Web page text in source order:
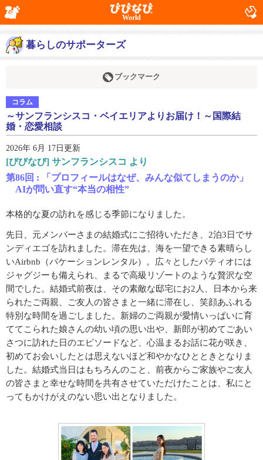
World
暮らしのサポーターズ
ブックマーク
コラム
～サンフランシスコ・ベイエリアよりお届け！～国際結
婚・恋愛相談
2026年 6月 17日更新
[びびなび] サンフランシスコ より
第86回 : 「プロフィールはなぜ、みんな似てしまうのか」
AIが問い直す“本当の相性”
本格的な夏の訪れを感じる季節になりました。
先日、元メンバーさまの結婚式にご招待いただき、2泊3日でサ
ンディエゴを訪れました。滞在先は、海を一望できる素晴らし
いAirbnb（バケーションレンタル）。広々としたパティオには
ジャグジーも備えられ、まるで高級リゾートのような贅沢な空
間でした。結婚式前夜は、その素敵な邸宅にお2人、日本から来
られたご両親、ご友人の皆さまと一緒に滞在し、笑顔あふれる
特別な時間を過ごしました。新婦のご両親が愛情いっぱいに育
ててこられた娘さんの幼い頃の思い出や、新郎が初めてごあい
さつに訪れた日のエピソードなど、心温まるお話に花が咲き、
初めてお会いしたとは思えないほど和やかなひとときとなりま
した。結婚式当日はもちろんのこと、前夜からご家族やご友人
の皆さまと幸せな時間を共有させていただけたことは、私にと
ってもかけがえのない思い出となりました。